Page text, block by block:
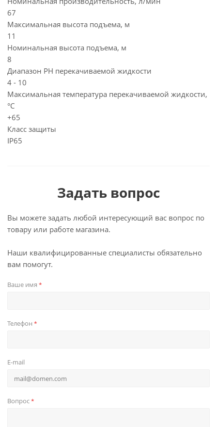
67
Максимальная высота подъема, м
11
Номинальная высота подъема, м
8
Диапазон PH перекачиваемой жидкости
4 - 10
Максимальная температура перекачиваемой жидкости,
°C
+65
Класс защиты
IP65
Задать вопрос
Вы можете задать любой интересующий вас вопрос по
товару или работе магазина.
Наши квалифицированные специалисты обязательно
вам помогут.
Ваше имя *
Телефон *
E-mail
Вопрос*